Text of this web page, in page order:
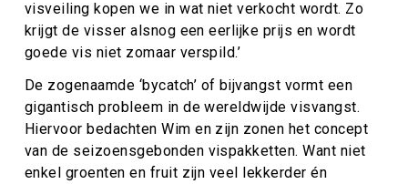
visveiling kopen we in wat niet verkocht wordt. Zo
krijgt de visser alsnog een eerlijke prijs en wordt
goede vis niet zomaar verspild.’
De zogenaamde ‘bycatch’ of bijvangst vormt een
gigantisch probleem in de wereldwijde visvangst.
Hiervoor bedachten Wim en zijn zonen het concept
van de seizoensgebonden vispakketten. Want niet
enkel groenten en fruit zijn veel lekkerder én